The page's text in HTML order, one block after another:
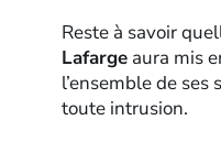
Reste à savoir
Lafarge aura mis
l’ensemble de
toute intrusion.